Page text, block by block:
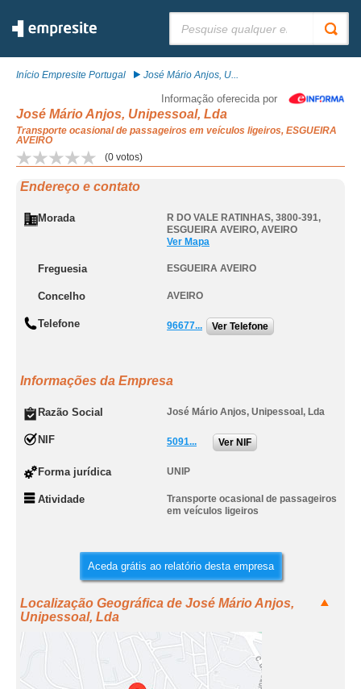
Início Empresite Portugal José Mário Anjos, U...
Informação oferecida por
José Mário Anjos, Unipessoal, Lda
Transporte ocasional de passageiros em veículos ligeiros, ESGUEIRA
AVEIRO
(0 votos)
Endereço e contato
Morada R DO VALE RATINHAS, 3800-391,
ESGUEIRA AVEIRO, AVEIRO
Ver Mapa
Freguesia ESGUEIRA AVEIRO
Concelho AVEIRO
Telefone 96677... Ver Telefone
Informações da Empresa
Razão Social José Mário Anjos, Unipessoal, Lda
NIF 5091... Ver NIF
Forma jurídica UNIP
Atividade
Transporte ocasional de passageiros
em veículos ligeiros
Aceda grátis ao relatório desta empresa
Localização Geográfica de José Mário Anjos,
Unipessoal, Lda